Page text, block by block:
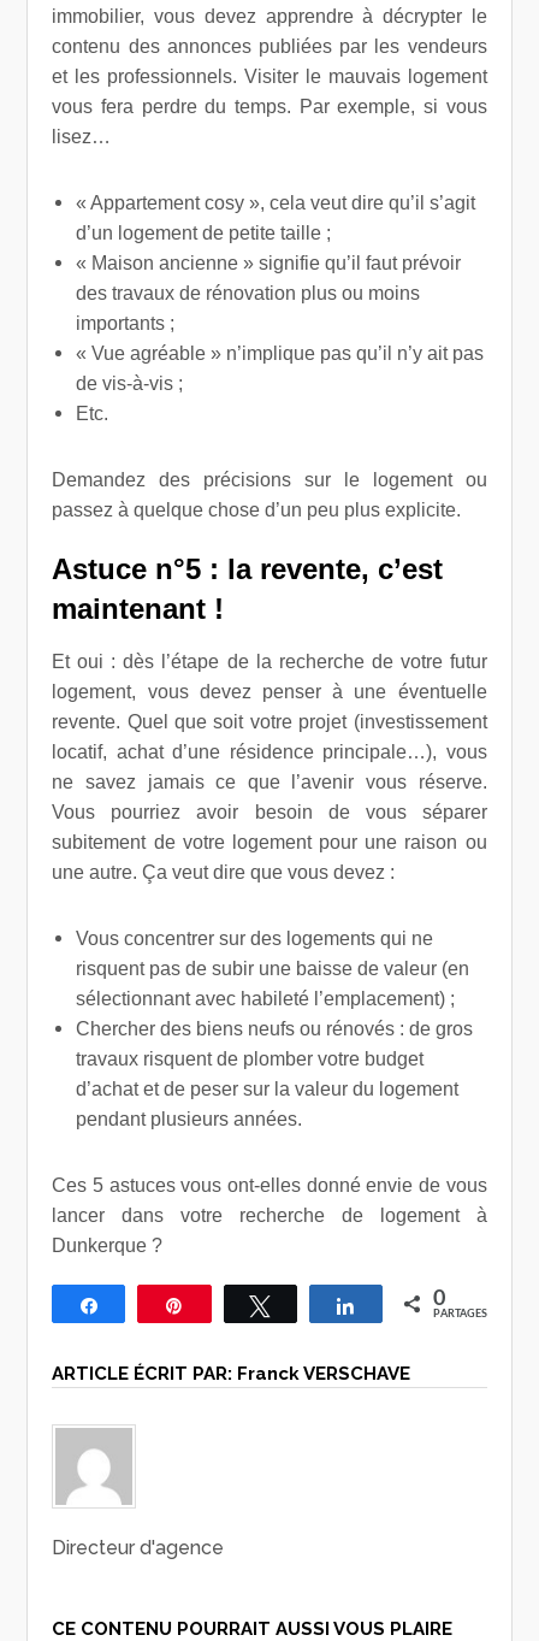
immobilier, vous devez apprendre à décrypter le
contenu des annonces publiées par les vendeurs
et les professionnels. Visiter le mauvais logement
vous fera perdre du temps. Par exemple, si vous
lisez…
« Appartement cosy », cela veut dire qu’il s’agit
d’un logement de petite taille ;
« Maison ancienne » signifie qu’il faut prévoir
des travaux de rénovation plus ou moins
importants ;
« Vue agréable » n’implique pas qu’il n’y ait pas
de vis-à-vis ;
Etc.
Demandez des précisions sur le logement ou
passez à quelque chose d’un peu plus explicite.
Astuce n°5 : la revente, c’est
maintenant !
Et oui : dès l’étape de la recherche de votre futur
logement, vous devez penser à une éventuelle
revente. Quel que soit votre projet (investissement
locatif, achat d’une résidence principale…), vous
ne savez jamais ce que l’avenir vous réserve.
Vous pourriez avoir besoin de vous séparer
subitement de votre logement pour une raison ou
une autre.Ça veut dire que vous devez :
Vous concentrer sur des logements qui ne
risquent pas de subir une baisse de valeur (en
sélectionnant avec habileté l’emplacement) ;
Chercher des biens neufs ou rénovés : de gros
travaux risquent de plomber votre budget
d’achat et de peser sur la valeur du logement
pendant plusieurs années.
Ces 5 astuces vous ont-elles donné envie de vous
lancer dans votre recherche de logement à
Dunkerque ?
Partagez Épingle Tweetez Partagez0
PARTAGES
ARTICLE ÉCRIT PAR: Franck VERSCHAVE
Directeur d'agence
CE CONTENU POURRAIT AUSSI VOUS PLAIRE